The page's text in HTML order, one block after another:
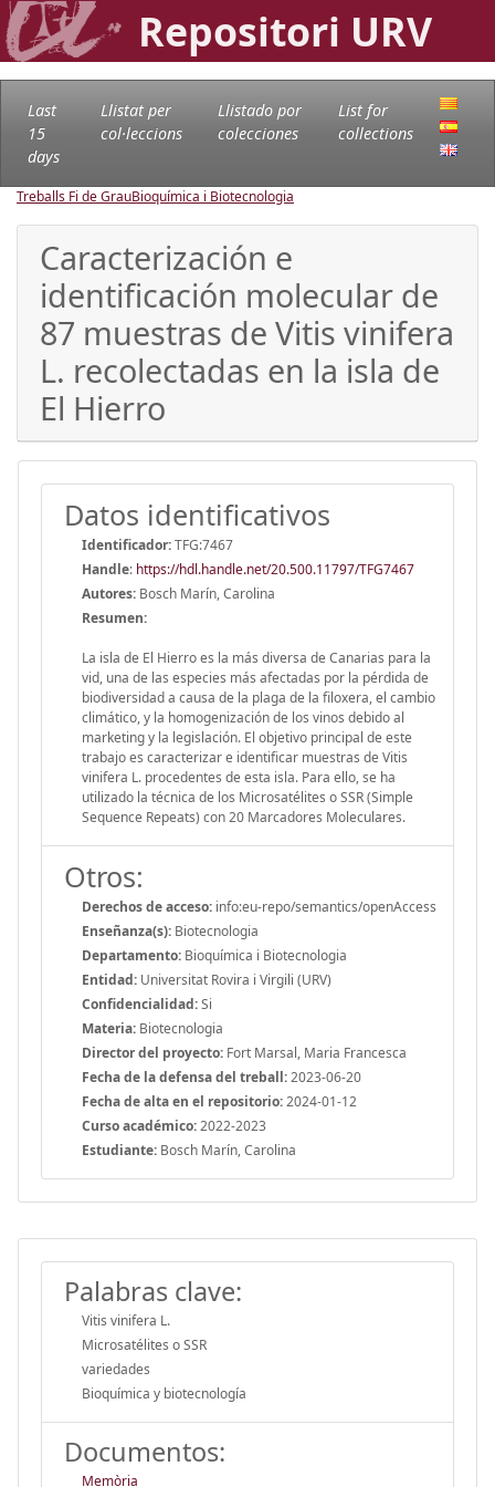
Repositori URV
Last
15
days
Llistat per
col·leccions
Llistado por
colecciones
List for
collections
Treballs Fi de GrauBioquímica i Biotecnologia
Caracterización e
identificación molecular de
87 muestras de Vitis vinifera
L. recolectadas en la isla de
El Hierro
Datos identificativos
Identificador:TFG:7467
Handle: https://hdl.handle.net/20.500.11797/TFG7467
Autores: Bosch Marín, Carolina
Resumen:
La isla de El Hierro es la más diversa de Canarias para la
vid, una de las especies más afectadas por la pérdida de
biodiversidad a causa de la plaga de la filoxera, el cambio
climático, y la homogenización de los vinos debido al
marketing y la legislación. El objetivo principal de este
trabajo es caracterizar e identificar muestras de Vitis
vinifera L. procedentes de esta isla. Para ello, se ha
utilizado la técnica de los Microsatélites o SSR (Simple
Sequence Repeats) con 20 Marcadores Moleculares.
Otros:
Derechos de acceso: info:eu-repo/semantics/openAccess
Enseñanza(s): Biotecnologia
Departamento: Bioquímica i Biotecnologia
Entidad: Universitat Rovira i Virgili (URV)
Confidencialidad:Si
Materia: Biotecnologia
Director del proyecto: Fort Marsal, Maria Francesca
Fecha de la defensa del treball:2023-06-20
Fecha de alta en el repositorio:2024-01-12
Curso académico:2022-2023
Estudiante: Bosch Marín, Carolina
Palabras clave:
Vitis vinifera L.
Microsatélites o SSR
variedades
Bioquímica y biotecnología
Documentos:
Memòria